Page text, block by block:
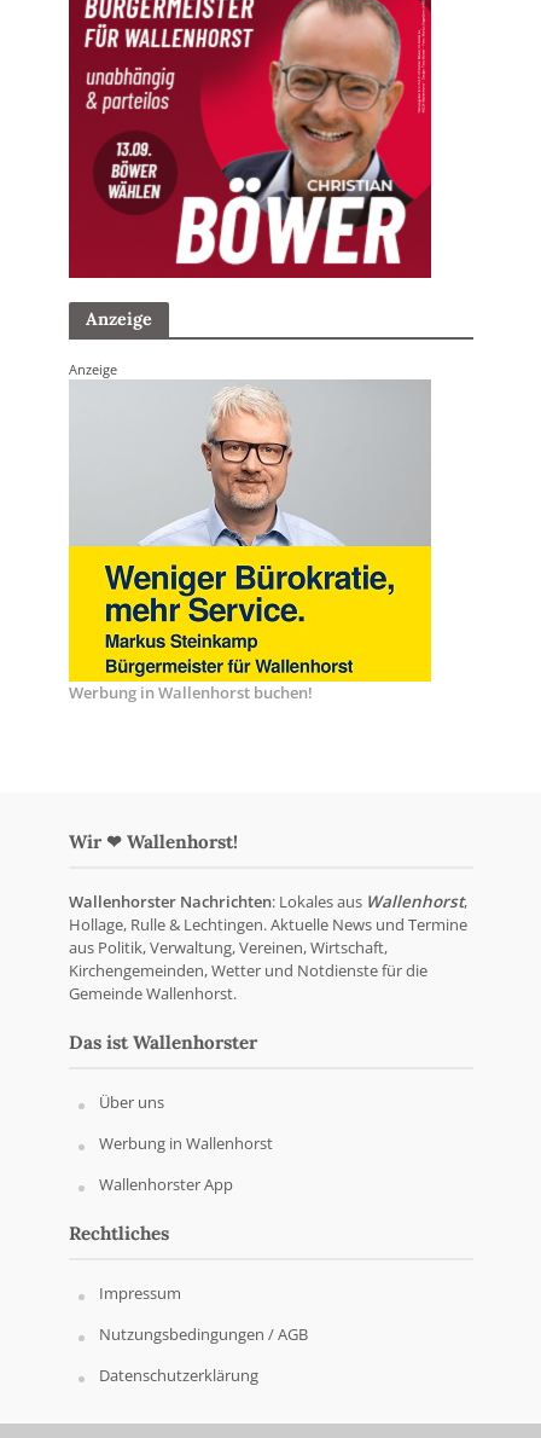
Anzeige
Anzeige
Werbung in Wallenhorst buchen!
Wir ❤ Wallenhorst!
Wallenhorster Nachrichten: Lokales aus Wallenhorst,
Hollage, Rulle & Lechtingen. Aktuelle News und Termine
aus Politik, Verwaltung, Vereinen, Wirtschaft,
Kirchengemeinden, Wetter und Notdienste für die
Gemeinde Wallenhorst.
Das ist Wallenhorster
Über uns
Werbung in Wallenhorst
Wallenhorster App
Rechtliches
Impressum
Nutzungsbedingungen / AGB
Datenschutzerklärung